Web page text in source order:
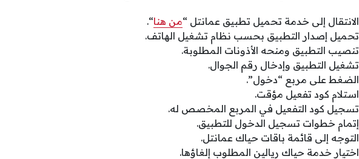
الانتقال إلى خدمة تحميل تطبيق عمانتل “من هنا“.
تحميل إصدار التطبيق بحسب نظام تشغيل الهاتف.
تنصيب التطبيق ومنحه الأذونات المطلوبة.
تشغيل التطبيق وإدخال رقم الجوال.
الضغط على مربع “دخول”.
استلام كود تفعيل مؤقت.
تسجيل كود التفعيل في المربع المخصص له.
إتمام خطوات تسجيل الدخول للتطبيق.
التوجه إلى قائمة باقات حياك عمانتل.
اختيار خدمة حياك ريالين المطلوب إلغاؤها.